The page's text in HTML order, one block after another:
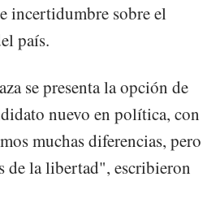
incertidumbre sobre el
país.
se presenta la opción de
nuevo en política, con
muchas diferencias, pero
de la libertad", escribieron